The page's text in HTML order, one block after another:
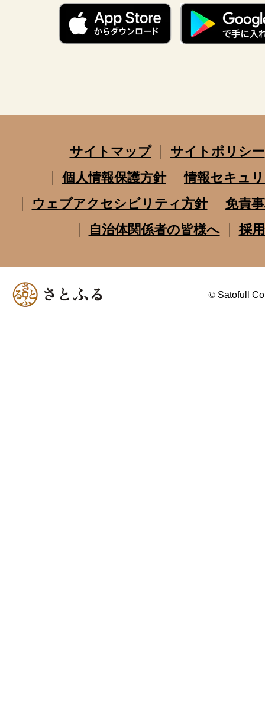
サイトマップ
サイトポリシー
個人情報保護方針
情報セキュ
ウェブアクセシビリティ方針
免責
自治体関係者の皆様へ
採
© Satofull